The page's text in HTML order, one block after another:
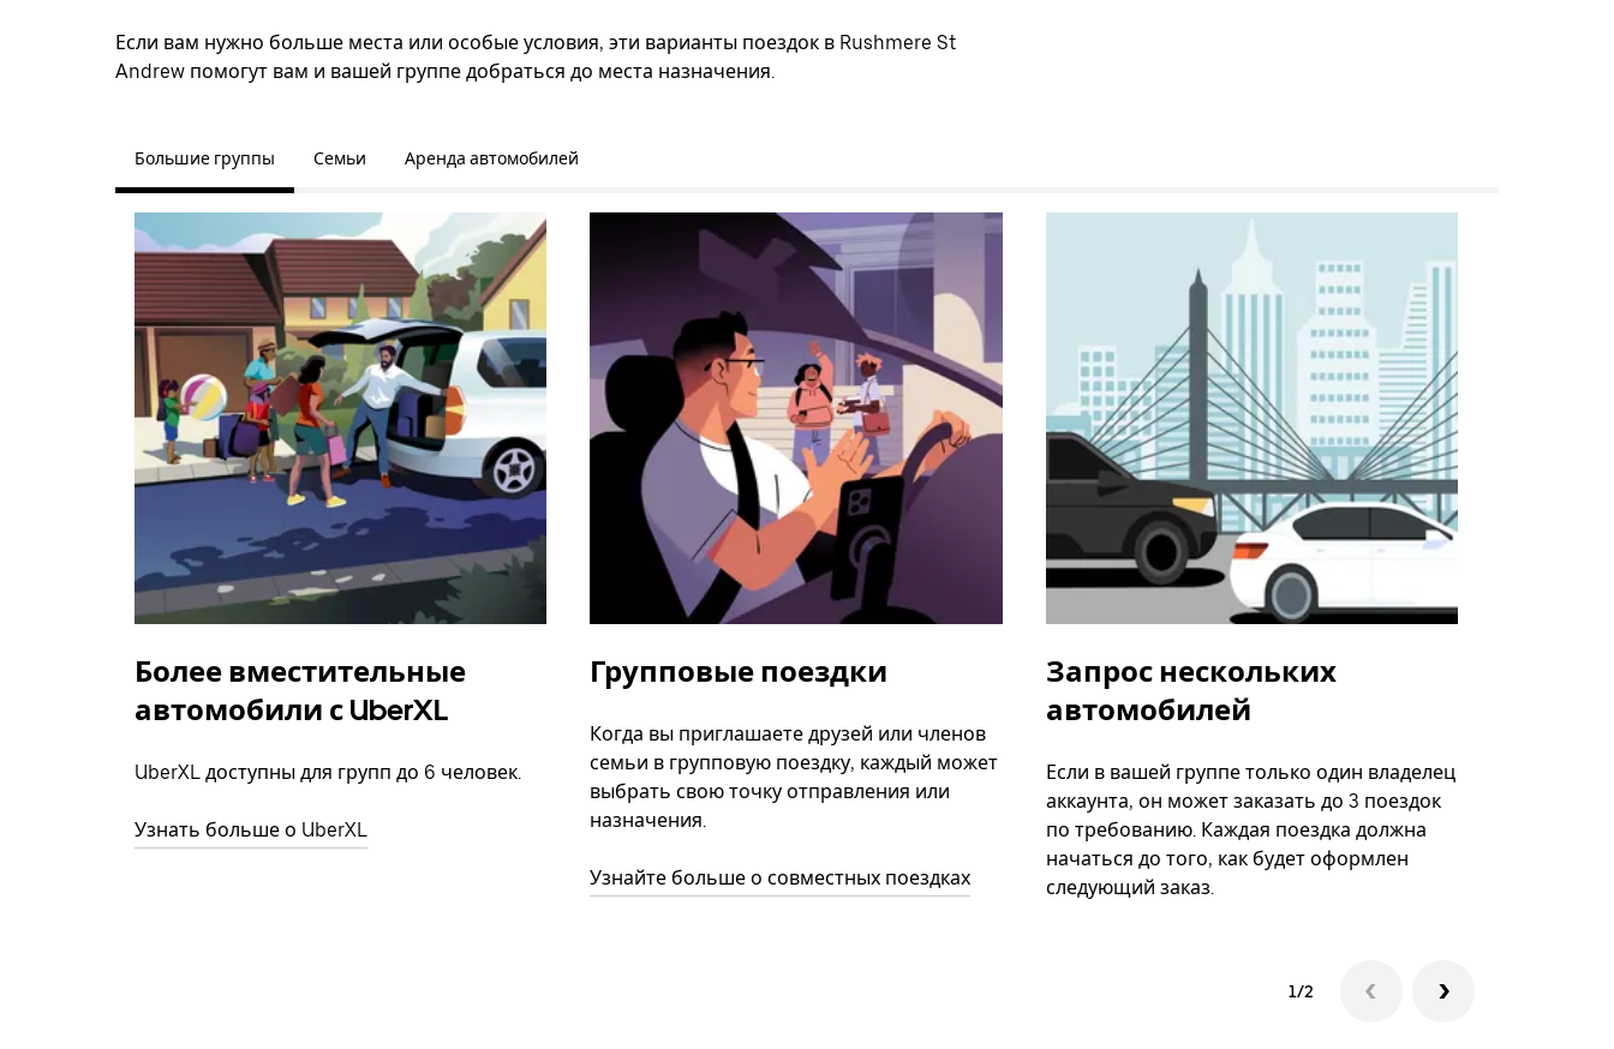
Если вам нужно больше места или особые условия, эти варианты поездок в Rushmere St
Andrew помогут вам и вашей группе добраться до места назначения.
Большие группы Семьи Аренда автомобилей
Более вместительные
автомобили с UberXL
UberXL доступны для групп до 6 человек.
Узнать больше о UberXL
Групповые поездки
Когда вы приглашаете друзей или членов
семьи в групповую поездку, каждый может
выбрать свою точку отправления или
назначения.
Узнайте больше о совместных поездках
Запрос нескольких
автомобилей
Если в вашей группе только один владелец
аккаунта, он может заказать до 3 поездок
по требованию. Каждая поездка должна
начаться до того, как будет оформлен
следующий заказ.
1/2